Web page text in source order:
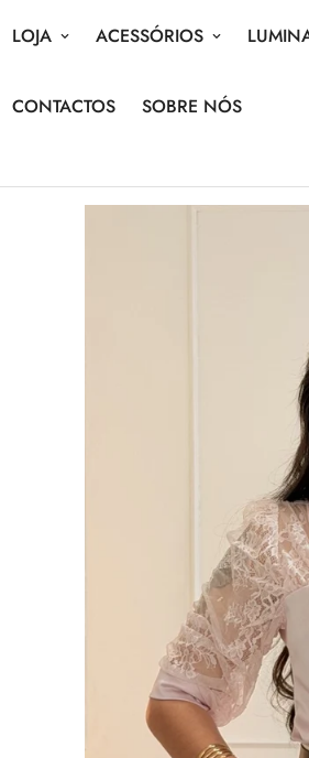
LOJA ACESSÓRIOS
CONTACTOS SOBRE NÓS